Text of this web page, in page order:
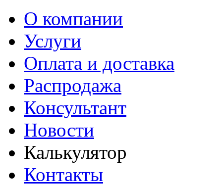
О компании
Услуги
Оплата и доставка
Распродажа
Консультант
Новости
Калькулятор
Контакты